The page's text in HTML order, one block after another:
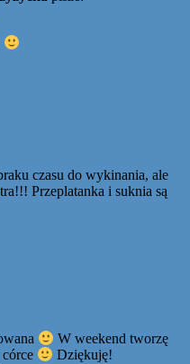
czasu do wykinania, ale
Przeplatanka i suknia są
W weekend tworzę
Dziękuję!